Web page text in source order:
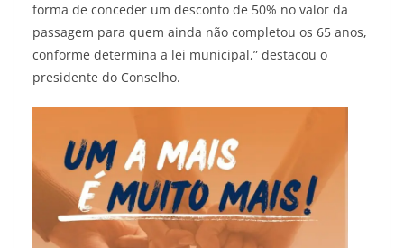
forma de conceder um desconto de 50% no valor da
passagem para quem ainda não completou os 65 anos,
conforme determina a lei municipal,” destacou o
presidente do Conselho.